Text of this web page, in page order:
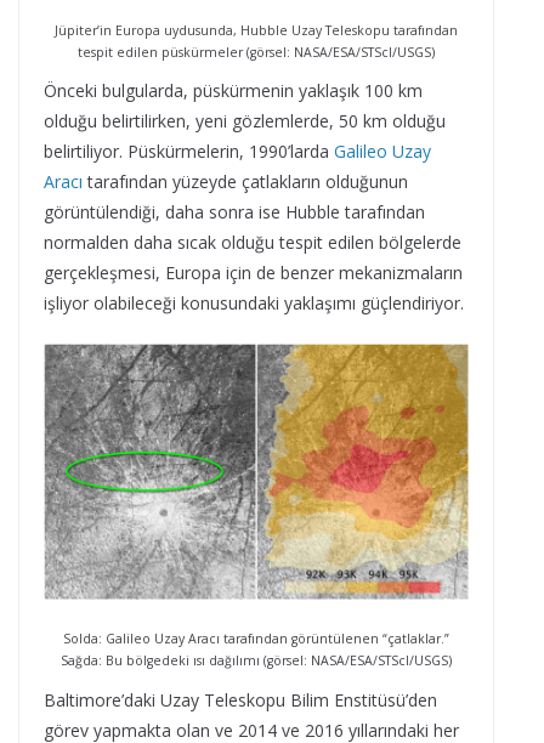
Jüpiter’in Europa uydusunda, Hubble Uzay Teleskopu tarafından
tespit edilen püskürmeler (görsel: NASA/ESA/STScI/USGS)
Önceki bulgularda, püskürmenin yaklaşık 100 km
olduğu belirtilirken, yeni gözlemlerde, 50 km olduğu
belirtiliyor. Püskürmelerin, 1990’larda Galileo Uzay
Aracı tarafından yüzeyde çatlakların olduğunun
görüntülendiği, daha sonra ise Hubble tarafından
normalden daha sıcak olduğu tespit edilen bölgelerde
gerçekleşmesi, Europa için de benzer mekanizmaların
işliyor olabileceği konusundaki yaklaşımı güçlendiriyor.
Solda: Galileo Uzay Aracı tarafından görüntülenen “çatlaklar.”
Sağda: Bu bölgedeki ısı dağılımı (görsel: NASA/ESA/STScI/USGS)
Baltimore’daki Uzay Teleskopu Bilim Enstitüsü’den
görev yapmakta olan ve 2014 ve 2016 yıllarındaki her